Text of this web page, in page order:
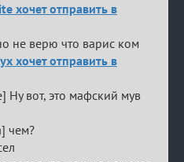
хочет отправить в
не верю что варис ком
хочет отправить в
вот, это мафский мув
чем?